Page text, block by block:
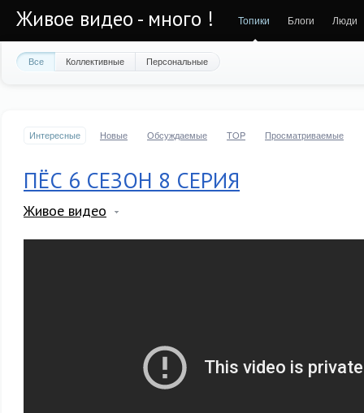
Живое видео - много ! Топики Блоги Люди
Все Коллективные Персональные
Интересные Новые Обсуждаемые TOP Просматриваемые
ПЁС 6 СЕЗОН 8 СЕРИЯ
Живое видео